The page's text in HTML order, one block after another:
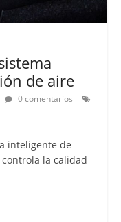
de aire
0 comentarios
inteligente de
la calidad